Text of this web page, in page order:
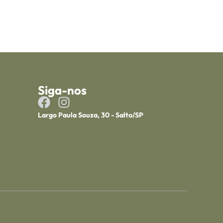
Siga-nos
Largo Paula Souza, 30 - Salto/SP